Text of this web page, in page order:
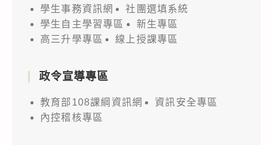
學生事務資訊網
社團選填系統
學生自主學習專區
新生專區
高三升學專區
線上授課專區
政令宣導專區
教育部108課綱資訊網
資訊安全專區
內控稽核專區